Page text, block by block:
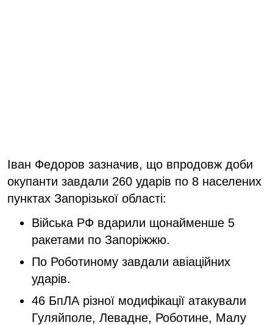
Іван Федоров зазначив, що впродовж доби
окупанти завдали 260 ударів по 8 населених
пунктах Запорізької області:
Війська РФ вдарили щонайменше 5
ракетами по Запоріжжю.
По Роботиному завдали авіаційних
ударів.
46 БпЛА різної модифікації атакували
Гуляйполе, Левадне, Роботине, Малу